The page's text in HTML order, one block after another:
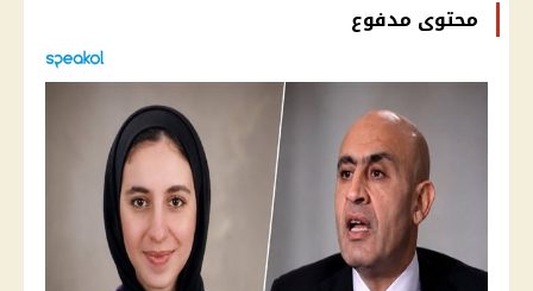
محتوى مدفوع